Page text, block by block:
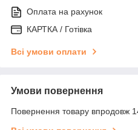
Оплата на рахунок
КАРТКА / Готівка
Всі умови оплати
Умови повернення
Повернення товару впродовж